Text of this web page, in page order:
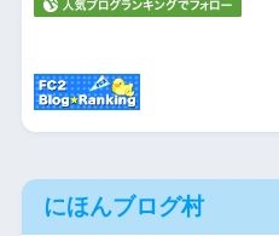
にほんブログ村